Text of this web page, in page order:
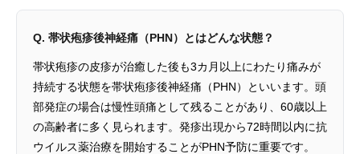
Q. 帯状疱疹後神経痛（PHN）とはどんな状態？
帯状疱疹の皮疹が治癒した後も3カ月以上にわたり痛みが
持続する状態を帯状疱疹後神経痛（PHN）といいます。頭
部発症の場合は慢性頭痛として残ることがあり、60歳以上
の高齢者に多く見られます。発疹出現から72時間以内に抗
ウイルス薬治療を開始することがPHN予防に重要です。